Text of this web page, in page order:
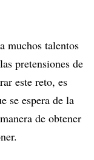
muchos talentos
pretensiones de
este reto, es
se espera de la
de obtener